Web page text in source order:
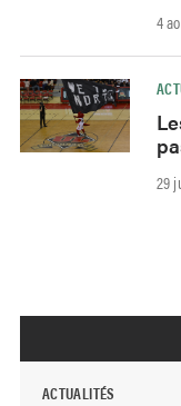
4
29
ACTUALITÉS